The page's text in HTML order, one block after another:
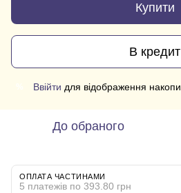
Купити
В кредит
Ввійти для відображення
До обраного
ОПЛАТА ЧАСТИНАМИ
5 платежів по 393.80 грн